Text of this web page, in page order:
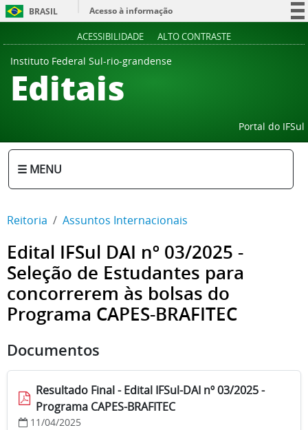
BRASIL
Acesso à informação
ACESSIBILIDADE ALTO CONTRASTE
Instituto Federal Sul-rio-grandense
Editais
Portal do IFSul
☰ MENU
Reitoria Assuntos Internacionais
Edital IFSul DAI nº 03/2025 -
Seleção de Estudantes para
concorrerem às bolsas do
Programa CAPES-BRAFITEC
Documentos
Resultado Final - Edital IFSul-DAI nº 03/2025 -
Programa CAPES-BRAFITEC
11/04/2025